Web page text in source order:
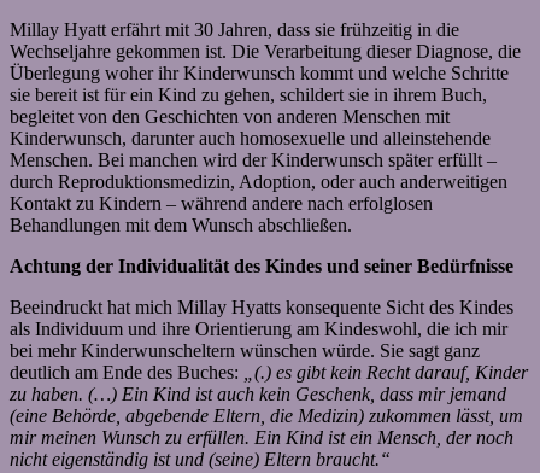
Millay Hyatt erfährt mit 30 Jahren, dass sie frühzeitig in die
Wechseljahre gekommen ist. Die Verarbeitung dieser Diagnose, die
Überlegung woher ihr Kinderwunsch kommt und welche Schritte
sie bereit ist für ein Kind zu gehen, schildert sie in ihrem Buch,
begleitet von den Geschichten von anderen Menschen mit
Kinderwunsch, darunter auch homosexuelle und alleinstehende
Menschen. Bei manchen wird der Kinderwunsch später erfüllt –
durch Reproduktionsmedizin, Adoption, oder auch anderweitigen
Kontakt zu Kindern – während andere nach erfolglosen
Behandlungen mit dem Wunsch abschließen.
Achtung der Individualität des Kindes und seiner Bedürfnisse
Beeindruckt hat mich Millay Hyatts konsequente Sicht des Kindes
als Individuum und ihre Orientierung am Kindeswohl, die ich mir
bei mehr Kinderwunscheltern wünschen würde. Sie sagt ganz
deutlich am Ende des Buches:
„(.) es gibt kein Recht darauf, Kinder
zu haben. (…) Ein Kind ist auch kein Geschenk, dass mir jemand
(eine Behörde, abgebende Eltern, die Medizin) zukommen lässt, um
mir meinen Wunsch zu erfüllen. Ein Kind ist ein Mensch, der noch
nicht eigenständig ist und (seine) Eltern braucht.“